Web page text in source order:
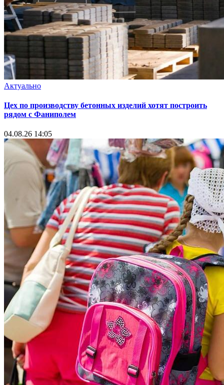
Актуально
Цех по производству бетонных изделий хотят построить
рядом с Фаниполем
04.08.26 14:05